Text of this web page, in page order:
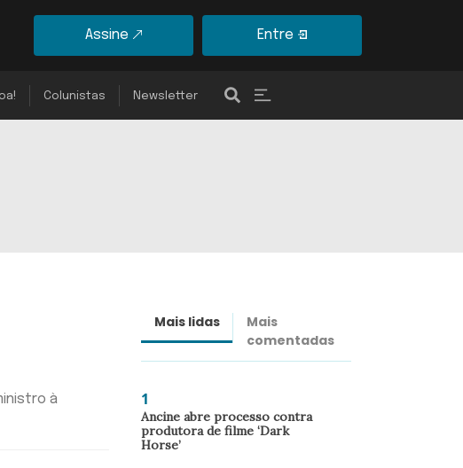
Assine Entre
Colunistas Newsletter
à
Mais lidas
Mais
comentadas
1
Ancine abre processo contra
produtora de filme ‘Dark
Horse’